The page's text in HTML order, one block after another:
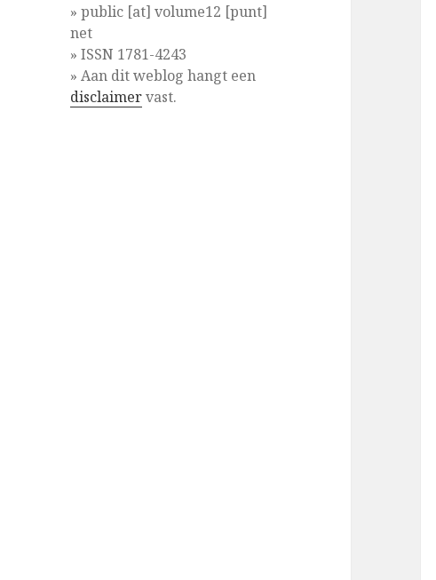
» public [at] volume12 [punt]
net
» ISSN 1781-4243
» Aan dit weblog hangt een
disclaimervast.